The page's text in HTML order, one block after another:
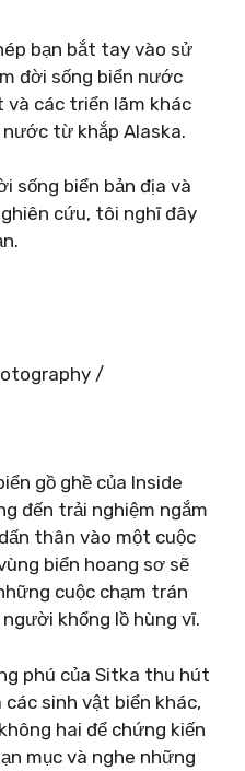
bạn bắt tay vào sử
đời sống biển nước
các triển lãm khác
từ khắp Alaska.
sống biển bản địa và
cứu, tôi nghĩ đây
/
gồ ghề của Inside
đến trải nghiệm ngắm
thân vào một cuộc
biển hoang sơ sẽ
cuộc chạm trán
khổng lồ hùng vĩ.
phú của Sitka thu hút
sinh vật biển khác,
hai để chứng kiến
mục và nghe những